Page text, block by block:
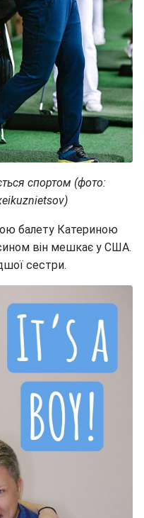
спортом (фото:
балету Катериною
він мешкає у США.
сестри.